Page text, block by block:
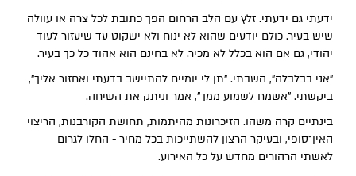
ידעתי גם ידעתי. זלץ עם הלב הרחום הפך כתובת לכל צרה או עוולה
שיש בעיר. כולם יודעים שהוא לא ינוח ולא ישקוט עד שיעזור לעוד
יהודי, גם אם הוא בכלל לא מכיר. לא בחינם הוא אהוד כל כך בעיר.
"אני בבלבלה", השבתי. "תן לי יומיים להתיישב בדעתי ואחזור אליך",
ביקשתי. "אשמח לשמוע ממך", אמר וניתק את השיחה.
בינתיים קרה משהו. הזיכרונות מהיתמות, תחושת הקורבנות, הריצוי
האין־סופי, ובעיקר הרצון להשתייכות בכל מחיר - החלו לגרום
לאשתי הרהורים מחדש על כל האירוע.